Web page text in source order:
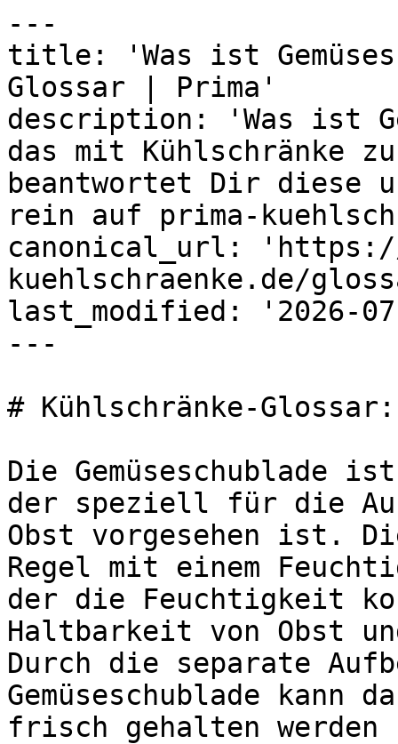
---
title: 'Was ist
Glossar | Prima'
description: 'Was ist
das mit Kühlschränke
beantwortet Dir diese
rein auf prima-
canonical_url: 'https://
kuehlschraenke.de/
last_modified: '2026-
---
# Kühlschränke-Glossar:
Die Gemüseschublade
der speziell für die
Obst vorgesehen ist.
Regel mit einem
der die Feuchtigkeit
Haltbarkeit von Obst
Durch die separate
Gemüseschublade kann
frisch gehalten werden